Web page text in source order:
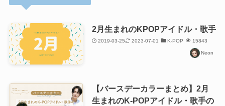
2月生まれのKPOPアイドル・歌手
2019-03-25 2023-07-01 K-POP 15843
Neon
【バースデーカラーまとめ】2月
生まれのK-POPアイドル・歌手の